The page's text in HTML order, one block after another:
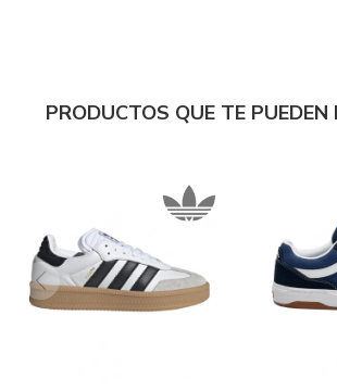
PRODUCTOS QUE TE PUEDEN